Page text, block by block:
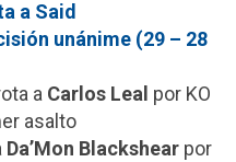
a Said
unánime (29 – 28
a Carlos Leal por KO
asalto
Da’Mon Blackshear por